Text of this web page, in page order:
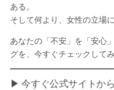
ある。
そして何より、女性の立場
あなたの「不安」を「安心
グを、今すぐチェックして
▶ 今すぐ公式サイトか